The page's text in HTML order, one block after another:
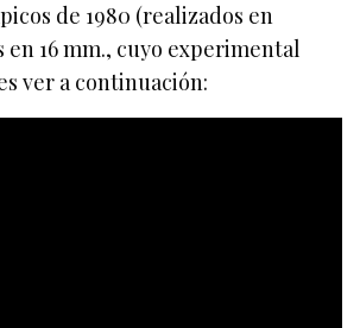
de 1980 (realizados en
en 16 mm., cuyo experimental
ver a continuación: